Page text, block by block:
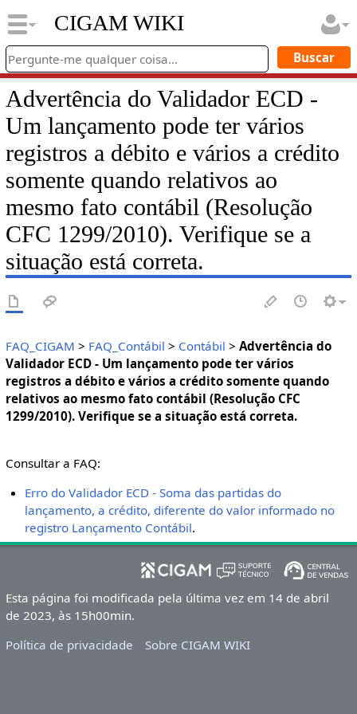
CIGAM WIKI
Advertência do Validador ECD -
Um lançamento pode ter vários
registros a débito e vários a crédito
somente quando relativos ao
mesmo fato contábil (Resolução
CFC 1299/2010). Verifique se a
situação está correta.
FAQ_CIGAM > FAQ_Contábil > Contábil > Advertência do
Validador ECD - Um lançamento pode ter vários
registros a débito e vários a crédito somente quando
relativos ao mesmo fato contábil (Resolução CFC
1299/2010). Verifique se a situação está correta.
Consultar a FAQ:
Erro do Validador ECD - Soma das partidas do
lançamento, a crédito, diferente do valor informado no
registro Lançamento Contábil.
Esta página foi modificada pela última vez em 14 de abril
de 2023, às 15h00min.
Política de privacidade
Sobre CIGAM WIKI